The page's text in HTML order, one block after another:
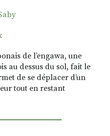
de l’engawa, une
au dessus du sol, fait le
de se déplacer d’un
tout en restant